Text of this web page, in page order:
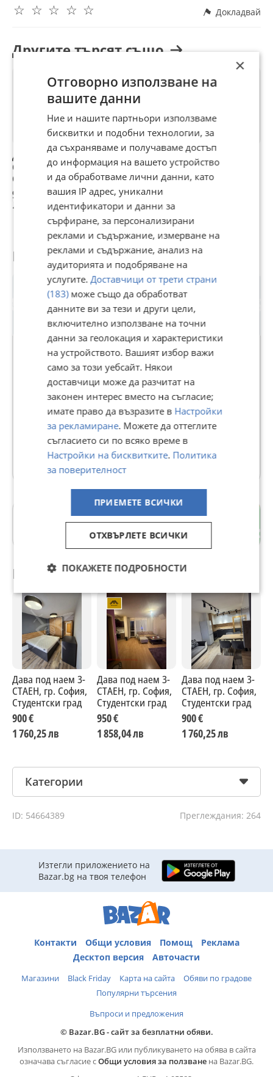
оборудване ! Електроуреди- високклас, в гаранция-
пералня, сушилня, миалня, хладилник, абсорбатор,
спокойна и комфортна среда на живот ! Изложение- юг и
запад ! Отопление- централен ТЕЦ, голям инвенторен
контакти: 0894419037
☆
☆
☆
☆
☆ Докладвай
Другите търсят също
Дава под наем 3-
СТАЕН, гр. София,
Студентски град
900 €
1 760,25 лв
Дава под наем 3-
СТАЕН, гр. София,
Студентски град
920 €
1 799,36 лв
Дава под наем 3-
СТАЕН, гр. София,
Студентски град
Потребител
ИНВЕСТ ПРОПЪРТИС
В Bazar.BG от 11 септември 2013г.
Последно активен вчера в 22:13 ч.
138 Обяви
Още оферти на https://iproperties.imot.bg
Студентски град
Препоръчани за теб
Дава под наем 3-
СТАЕН, гр. София,
Студентски град
900 €
1 760,25 лв
Дава под наем 3-
СТАЕН, гр. София,
Студентски град
950 €
1 858,04 лв
Дава под наем 3-
СТАЕН, гр. София,
Студентски град
900 €
1 760,25 лв
Категории
ID: 54664389 Преглеждания: 264
Изтегли приложението на
Bazar.bg на твоя телефон
Контакти Общи условия Помощ
Реклама
Десктоп версия
Авточасти
Магазини Black Friday Карта на сайта
Обяви по градове
Популярни търсения
Въпроси и предложения
© Bazar.BG - сайт за безплатни обяви.
Използването на Bazar.BG или публикуването на обява в сайта
означава съгласие сОбщи условия за ползване на Bazar.BG.
×
Отговорно използване на
вашите данни
Ние и нашите партньори използваме
бисквитки и подобни технологии, за
да съхраняваме и получаваме достъп
до информация на вашето устройство
и да обработваме лични данни, като
вашия IP адрес, уникални
идентификатори и данни за
сърфиране, за персонализирани
реклами и съдържание, измерване на
реклами и съдържание, анализ на
аудиторията и подобряване на
услугите.Доставчици от трети страни
(183)може също да обработват
данните ви за тези и други цели,
включително използване на точни
данни за геолокация и характеристики
на устройството. Вашият избор важи
само за този уебсайт. Някои
доставчици може да разчитат на
законен интерес вместо на съгласие;
имате право да възразите в Настройки
за рекламиране. Можете да оттеглите
съгласието си по всяко време в
Настройки на бисквитките. Политика
за поверителност
ПРИЕМЕТЕ ВСИЧКИ
ОТХВЪРЛЕТЕ ВСИЧКИ
ПОКАЖЕТЕ ПОДРОБНОСТИ